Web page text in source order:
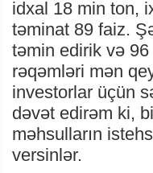
idxal 18 min ton,
təminat 89 faiz.
təmin edirik və 96
rəqəmləri mən
investorlar üçün
dəvət edirəm ki,
məhsulların
versinlər.